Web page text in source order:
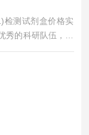
检测试剂盒价格实
的科研队伍，准
购买我司的试剂盒